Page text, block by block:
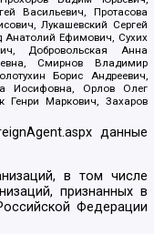
Васильевич, Протасова
Лукашевский Сергей
Ефимович, Сухих
Добровольская Анна
Смирнов Владимир
Борис Андреевич,
Иосифовна, Орлов Олег
Генри Маркович, Захаров
данные
в том числе
признанных в
Федерации